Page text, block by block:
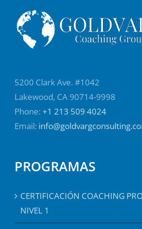
5200 Clark Ave. #1042
Lakewood, CA 90714-9998
Phone: +1 213 509 4024
Email:
PROGRAMAS
CERTIFICACIÓN COACHING
NIVEL 1